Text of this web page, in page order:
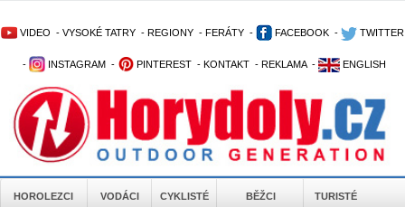
VIDEO - VYSOKÉ TATRY - REGIONY - FERÁTY - FACEBOOK - TWITTER
- INSTAGRAM - PINTEREST - KONTAKT - REKLAMA - ENGLISH
HOROLEZCI VODÁCI CYKLISTÉ BĚŽCI TURISTÉ